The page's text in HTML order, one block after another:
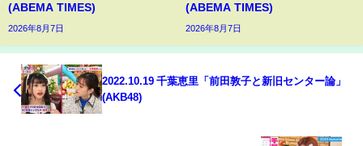
(ABEMA TIMES)
2026年8月7日
(ABEMA TIMES)
2026年8月7日
2022.10.19 千葉恵里「前田敦子と新旧センター論」
(AKB48)